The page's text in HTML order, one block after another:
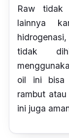
Raw tidak
lainnya
tidak
oil ini bisa
rambut atau
ini juga